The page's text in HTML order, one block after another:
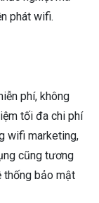
phát wifi.
phí, không
tối đa chi phí
wifi marketing,
cũng tương
thống bảo mật